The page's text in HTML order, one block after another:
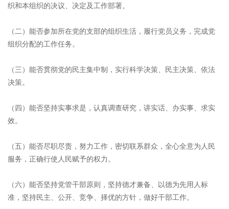
织和本组织的决议、决定及工作部署。
（二）能否参加所在党的支部的组织生活，履行党员义务，完成党
组织分配的工作任务。
（三）能否贯彻党的民主集中制，实行科学决策、民主决策、依法
决策。
（四）能否坚持实事求是，认真调查研究，讲实话、办实事、求实
效。
（五）能否尽职尽责，努力工作，密切联系群众，全心全意为人民
服务，正确行使人民赋予的权力。
（六）能否坚持党管干部原则，坚持德才兼备、以德为先用人标
准，坚持民主、公开、竞争、择优的方针，做好干部工作。